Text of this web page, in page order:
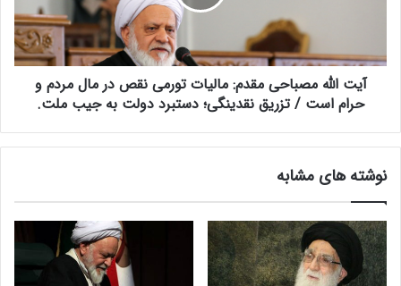
ی
م
د
ر
ی
م
ص
ی
ق
:
م
ا
آیت الله مصباحی مقدم: مالیات تورمی نقص در مال مردم و
حرام است / تزریق نقدینگی؛ دستبرد دولت‌ به جیب ملت.
نوشته های مشابه